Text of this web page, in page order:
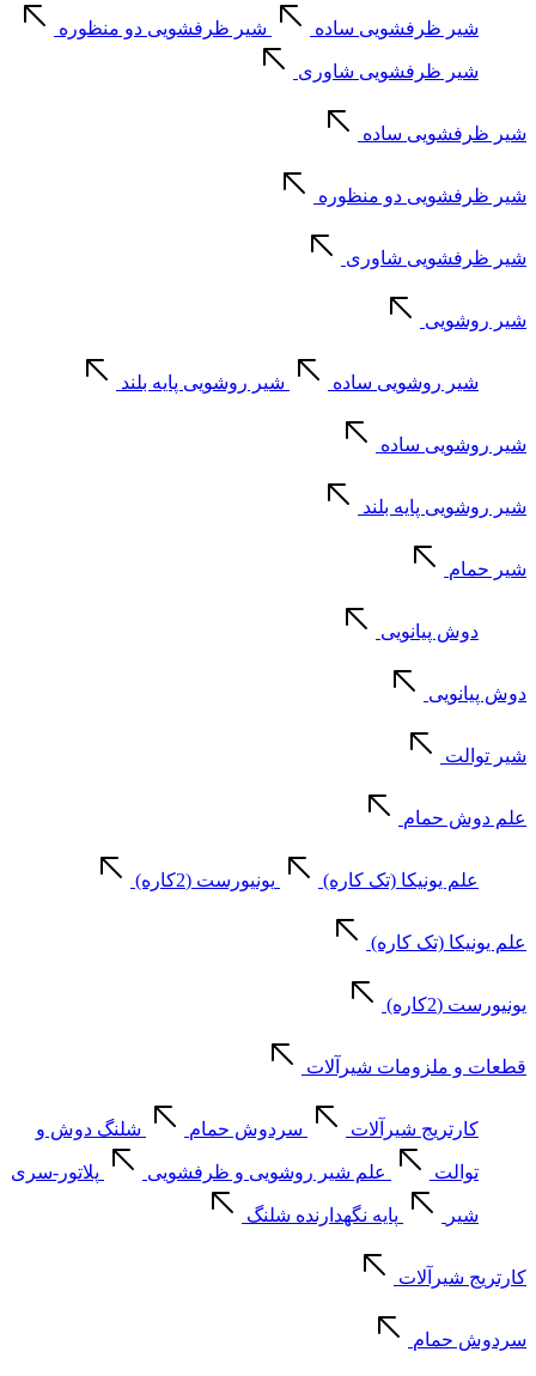
شیر ظرفشویی ساده شیر ظرفشویی دو منظوره
شیر ظرفشویی شاوری
شیر ظرفشویی ساده
شیر ظرفشویی دو منظوره
شیر ظرفشویی شاوری
شیر روشویی
شیر روشویی ساده شیر روشویی پایه بلند
شیر روشویی ساده
شیر روشویی پایه بلند
شیر حمام
دوش پیانویی
دوش پیانویی
شیر توالت
علم دوش حمام
علم یونیکا (تک کاره) یونیورست (2کاره)
علم یونیکا (تک کاره)
یونیورست (2کاره)
قطعات و ملزومات شیرآلات
کارتریج شیرآلات سردوش حمام شلنگ دوش و
توالت علم شیر روشویی و ظرفشویی پلاتور-سری
شیر پایه نگهدارنده شلنگ
کارتریج شیرآلات
سردوش حمام